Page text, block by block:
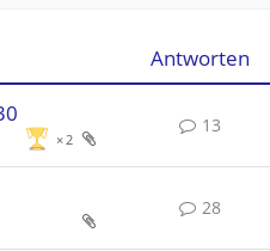
Antworten
2
13
28